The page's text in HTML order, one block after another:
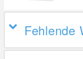
Fehlende